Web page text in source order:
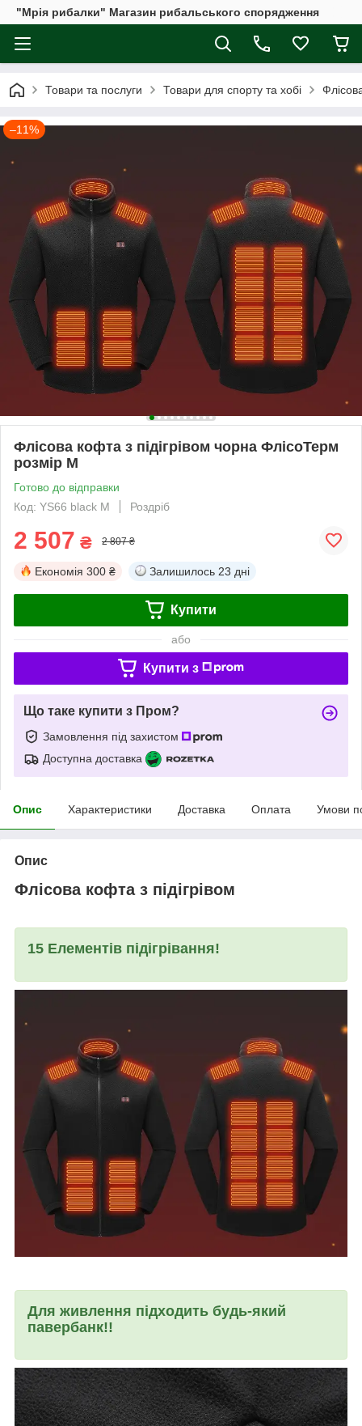
"Мрія рибалки" Магазин рибальського спорядження
Товари та послуги Товари для спорту та хобі
–11%
Флісова кофта з підігрівом чорна ФлісоТерм
розмір M
Готово до відправки
Код: YS66 black M
Роздріб
2 507 ₴ 2 807 ₴
Економія 300 ₴ Залишилось 23 дні
Купити
або
Купити з
Що таке купити з Пром?
Замовлення під захистом
Доступна доставка
Опис Характеристики Доставка Оплата Умови
Опис
Флісова кофта з підігрівом
15 Елементів підігрівання!
Для живлення підходить будь-який
павербанк!!